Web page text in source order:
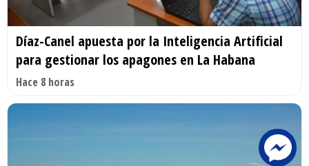
Díaz-Canel apuesta por la Inteligencia Artificial
para gestionar los apagones en La Habana
Hace 8 horas